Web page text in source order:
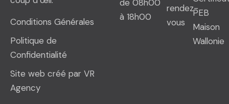
Conditions Générales
Politique de
Confidentialité
Site web créé par VR
Agency
de 08h00
à 18h00
rendez-
vous
PEB
Maison
Wallonie